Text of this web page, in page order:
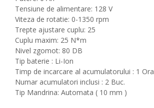
Tensiune de alimentare: 128 V
Viteza de rotatie: 0-1350 rpm
Trepte ajustare cuplu: 25
Cuplu maxim: 25 N*m
Nivel zgomot: 80 DB
Tip baterie : Li-Ion
Timp de incarcare al acumulatorului : 1 Ora
Numar acumulatori inclusi : 2 Buc.
Tip Mandrina: Automata ( 10 mm )